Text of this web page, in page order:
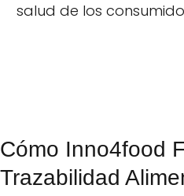
salud de los
Cómo Inno4food
Trazabilidad